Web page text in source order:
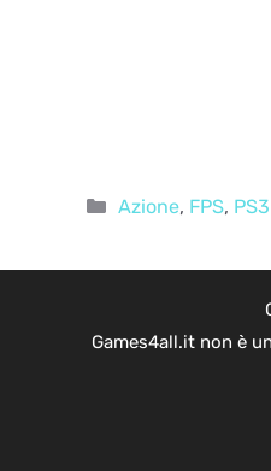
Categorie
Azione, FPS, PS3
Games4all.it non è